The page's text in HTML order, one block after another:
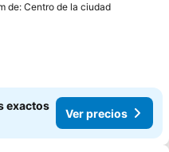
de: Centro de la ciudad
exactos
Ver precios